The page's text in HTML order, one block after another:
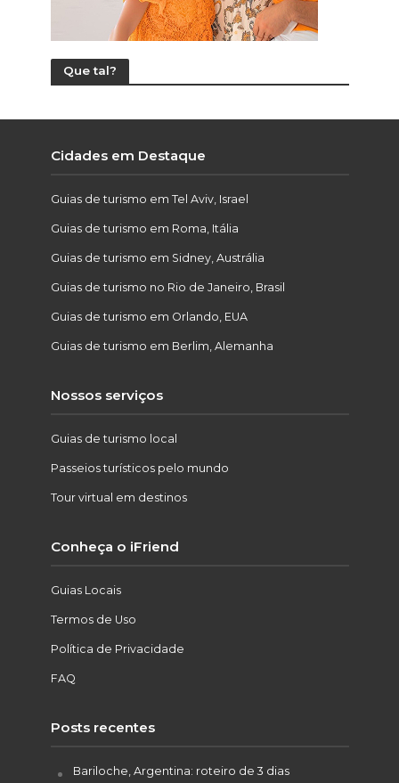
Que tal?
Cidades em Destaque
Guias de turismo em Tel Aviv, Israel
Guias de turismo em Roma, Itália
Guias de turismo em Sidney, Austrália
Guias de turismo no Rio de Janeiro, Brasil
Guias de turismo em Orlando, EUA
Guias de turismo em Berlim, Alemanha
Nossos serviços
Guias de turismo local
Passeios turísticos pelo mundo
Tour virtual em destinos
Conheça o iFriend
Guias Locais
Termos de Uso
Política de Privacidade
FAQ
Posts recentes
Bariloche, Argentina: roteiro de 3 dias